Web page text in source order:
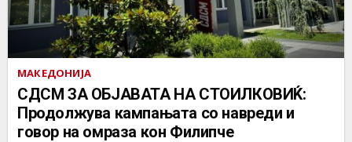
МАКЕДОНИЈА
СДСМ ЗА ОБЈАВАТА НА СТОИЛКОВИЌ:
Продолжува кампањата со навреди и
говор на омраза кон Филипче